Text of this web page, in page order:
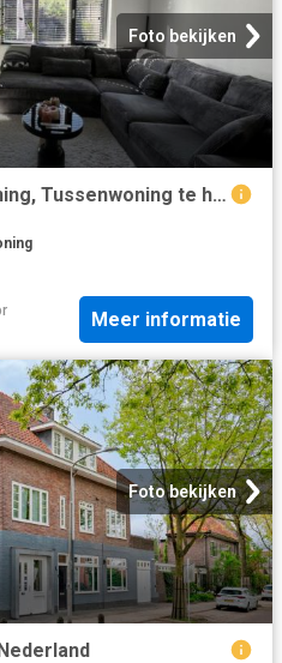
Foto bekijken
Woonhuis, Eengezinswoning, Tussenwoning te huur in Nijmegen
Meer informatie
Foto bekijken